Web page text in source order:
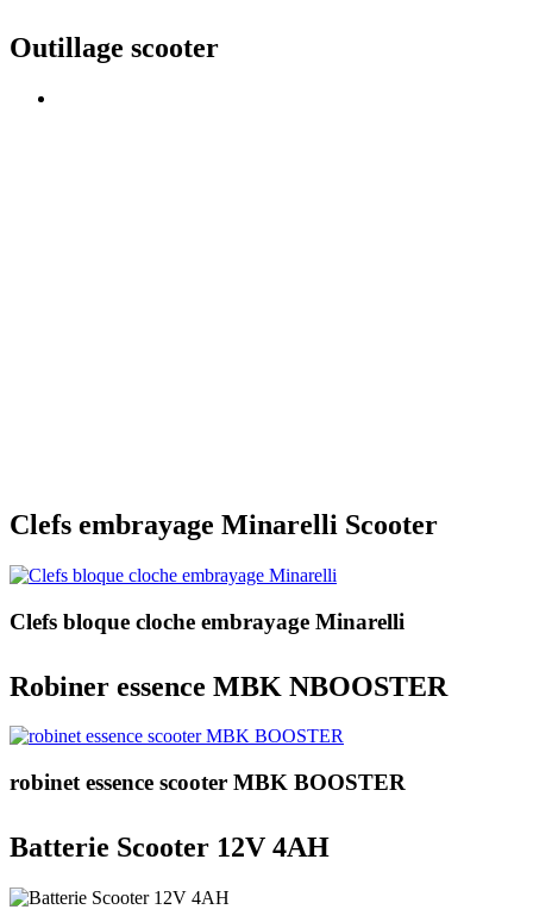
Outillage scooter
Clefs embrayage Minarelli Scooter
Clefs bloque cloche embrayage Minarelli
Robiner essence MBK NBOOSTER
robinet essence scooter MBK BOOSTER
Batterie Scooter 12V 4AH